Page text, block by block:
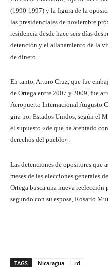
(1990-1997) y la figura de la
las presidenciales de noviembre
residencia desde hace seis días
detención y el allanamiento de la
de dinero.
En tanto, Arturo Cruz, que fue
de Ortega entre 2007 y 2009, fue
Aeropuerto Internacional Augusto
gira por Estados Unidos, según el
el supuesto «de que ha atentado
derechos del pueblo».
Las detenciones de opositores que
meses de las elecciones generales
Ortega busca una nueva
segundo con su esposa, Rosario
TAGS Nicaragua rd